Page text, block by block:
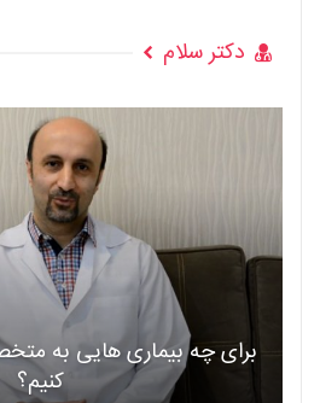
دکتر سلام
هایی به متخصص اورولوژی مراجعه